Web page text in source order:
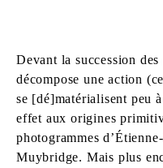
Devant la succession
décompose une action
se [dé]matérialisent peu
effet aux origines
photogrammes
Muybridge. Mais plus